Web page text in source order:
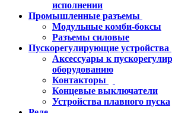
исполнении
Промышленные разъемы
Модульные комби-боксы
Разъемы силовые
Пускорегулирующие устройства
Аксессуары к
оборудованию
Контакторы
Концевые выключатели
Устройства плавного пуска